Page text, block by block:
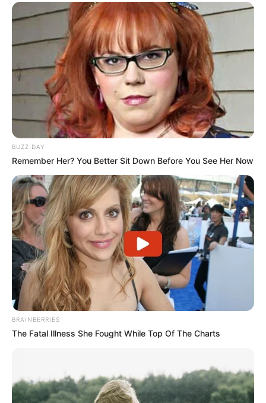
BUZZ DAY
Remember Her? You Better Sit Down Before You See Her Now
BRAINBERRIES
The Fatal Illness She Fought While Top Of The Charts